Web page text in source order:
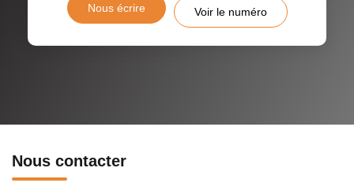
Nous écrire Voir le numéro
Nous contacter